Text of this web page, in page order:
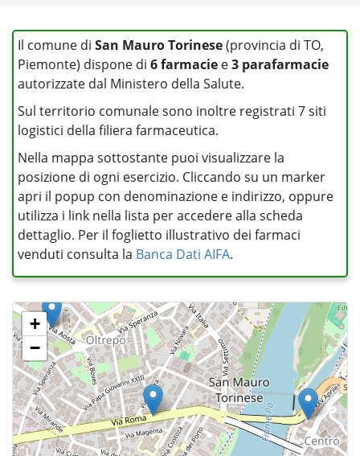
Il comune di San Mauro Torinese(provincia di TO,
Piemonte) dispone di 6 farmacie e3 parafarmacie
autorizzate dal Ministero della Salute.
Sul territorio comunale sono inoltre registrati 7 siti
logistici della filiera farmaceutica.
Nella mappa sottostante puoi visualizzare la
posizione di ogni esercizio. Cliccando su un marker
apri il popup con denominazione e indirizzo, oppure
utilizza i link nella lista per accedere alla scheda
dettaglio. Per il foglietto illustrativo dei farmaci
venduti consulta la Banca Dati AIFA.
+
−